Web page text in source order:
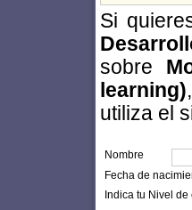
Si
sobre
learning)
utiliza el
Nombre
Fecha de
Indica tu Nivel de